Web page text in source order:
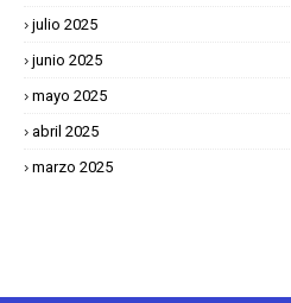
julio 2025
junio 2025
mayo 2025
abril 2025
marzo 2025